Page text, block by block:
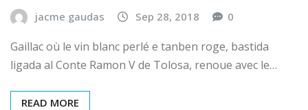
jacme gaudas Sep 28, 2018 0
Gaillac où le vin blanc perlé e tanben roge, bastida
ligada al Conte Ramon V de Tolosa, renoue avec le…
READ MORE